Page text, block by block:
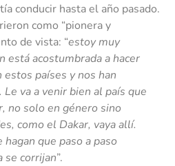
conducir hasta el año pasado.
como “pionera y
de vista: “estoy muy
está acostumbrada a hacer
países y nos han
va a venir bien al país que
no solo en género sino
como el Dakar, vaya allí.
que paso a paso
se corrijan”.